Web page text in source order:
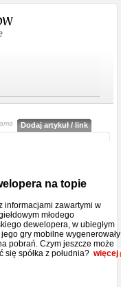
Dodaj artykuł / link
na topie
informacjami zawartymi w
młodego
dewelopera, w ubiegłym
gry mobilne wygenerowały
pobrań. Czym jeszcze może
się spółka z południa? więcej